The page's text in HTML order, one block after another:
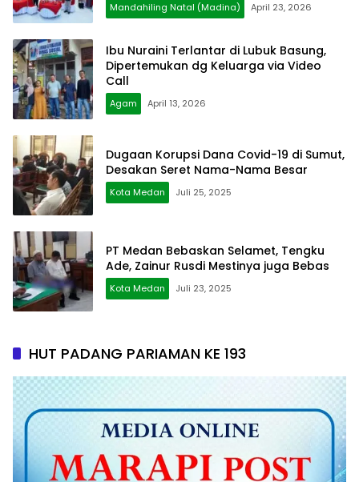
Mandahiling Natal (Madina) April 23, 2026
Ibu Nuraini Terlantar di Lubuk Basung,
Dipertemukan dg Keluarga via Video
Call
Agam April 13, 2026
Dugaan Korupsi Dana Covid-19 di Sumut,
Desakan Seret Nama-Nama Besar
Kota Medan Juli 25, 2025
PT Medan Bebaskan Selamet, Tengku
Ade, Zainur Rusdi Mestinya juga Bebas
Kota Medan Juli 23, 2025
HUT PADANG PARIAMAN KE 193